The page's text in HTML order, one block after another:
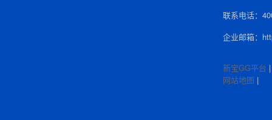
联系电话：
企业邮箱：
新宝GG平台
网站地图 |